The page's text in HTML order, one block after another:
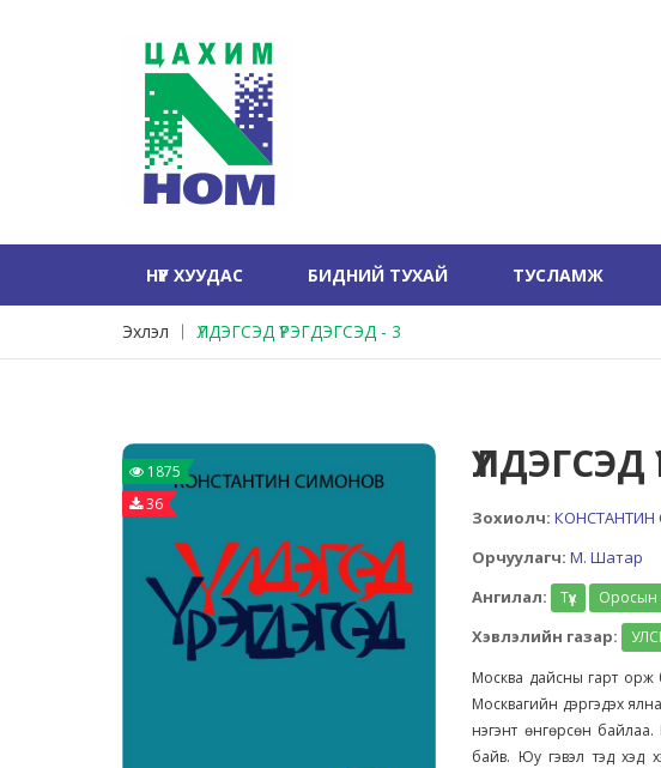
НҮҮР ХУУДАС БИДНИЙ ТУХАЙ ТУСЛАМЖ
Эхлэл ҮЛДЭГСЭД ҮРЭГДЭГСЭД - 3
1875
36
ҮЛДЭГСЭД
Зохиолч:
Орчуулагч: М. Шатар
Ангилал:
Түүх Оросын
Хэвлэлийн газар:
Москва дайсны гарт орж
Москвагийн дэргэдэх
нэгэнт өнгөрсөн байлаа.
байв. Юу гэвэл тэд хэд